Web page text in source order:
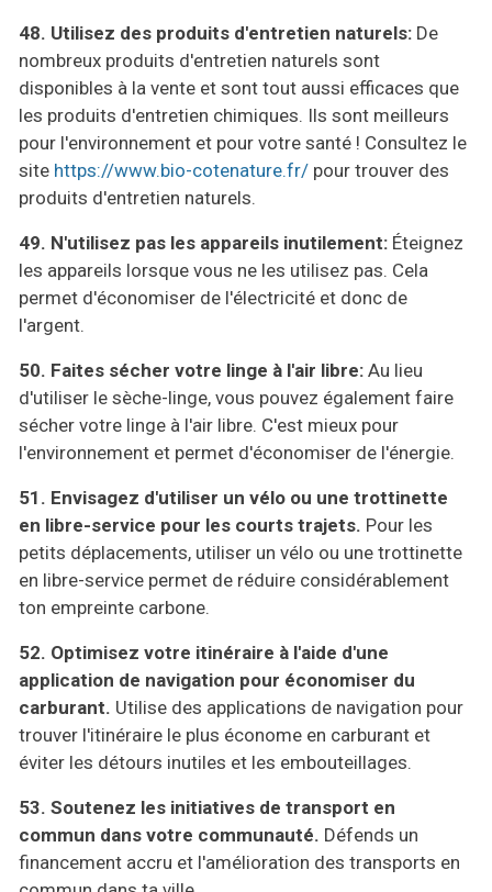
48. Utilisez des produits d'entretien naturels: De
nombreux produits d'entretien naturels sont
disponibles à la vente et sont tout aussi efficaces que
les produits d'entretien chimiques. Ils sont meilleurs
pour l'environnement et pour votre santé ! Consultez le
site https://www.bio-cotenature.fr/ pour trouver des
produits d'entretien naturels.
49. N'utilisez pas les appareils inutilement: Éteignez
les appareils lorsque vous ne les utilisez pas. Cela
permet d'économiser de l'électricité et donc de
l'argent.
50. Faites sécher votre linge à l'air libre: Au lieu
d'utiliser le sèche-linge, vous pouvez également faire
sécher votre linge à l'air libre. C'est mieux pour
l'environnement et permet d'économiser de l'énergie.
51. Envisagez d'utiliser un vélo ou une trottinette
en libre-service pour les courts trajets. Pour les
petits déplacements, utiliser un vélo ou une trottinette
en libre-service permet de réduire considérablement
ton empreinte carbone.
52. Optimisez votre itinéraire à l'aide d'une
application de navigation pour économiser du
carburant. Utilise des applications de navigation pour
trouver l'itinéraire le plus économe en carburant et
éviter les détours inutiles et les embouteillages.
53. Soutenez les initiatives de transport en
commun dans votre communauté. Défends un
financement accru et l'amélioration des transports en